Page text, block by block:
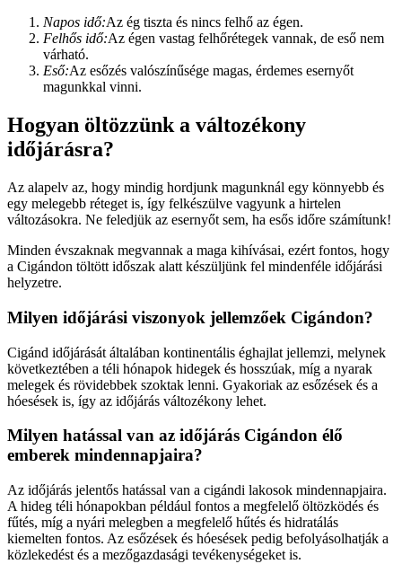
Napos idő:Az ég tiszta és nincs felhő az égen.
Felhős idő:Az égen vastag felhőrétegek vannak, de eső nem
várható.
Eső:Az esőzés valószínűsége magas, érdemes esernyőt
magunkkal vinni.
Hogyan öltözzünk a változékony
időjárásra?
Az alapelv az, hogy mindig hordjunk magunknál egy könnyebb és
egy melegebb réteget is, így felkészülve vagyunk a hirtelen
változásokra. Ne feledjük az esernyőt sem, ha esős időre számítunk!
Minden évszaknak megvannak a maga kihívásai, ezért fontos, hogy
a Cigándon töltött időszak alatt készüljünk fel mindenféle időjárási
helyzetre.
Milyen időjárási viszonyok jellemzőek Cigándon?
Cigánd időjárását általában kontinentális éghajlat jellemzi, melynek
következtében a téli hónapok hidegek és hosszúak, míg a nyarak
melegek és rövidebbek szoktak lenni. Gyakoriak az esőzések és a
hóesések is, így az időjárás változékony lehet.
Milyen hatással van az időjárás Cigándon élő
emberek mindennapjaira?
Az időjárás jelentős hatással van a cigándi lakosok mindennapjaira.
A hideg téli hónapokban például fontos a megfelelő öltözködés és
fűtés, míg a nyári melegben a megfelelő hűtés és hidratálás
kiemelten fontos. Az esőzések és hóesések pedig befolyásolhatják a
közlekedést és a mezőgazdasági tevékenységeket is.